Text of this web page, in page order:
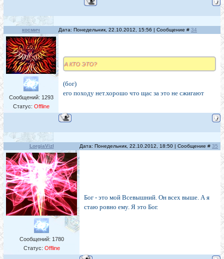
космич Дата: Понедельник, 22.10.2012, 15:56 | Сообщение # 34
Сообщений: 1293
Статус: Offline
А КТО ЭТО?
(бог)
его походу нет.хорошо что щас за это не сжигают
LorgiaVizl Дата: Понедельник, 22.10.2012, 18:50 | Сообщение # 35
Сообщений: 1780
Статус: Offline
Бог - это мой Всевышний. Он всех выше. А я
стаю ровно ему. Я это Бог.